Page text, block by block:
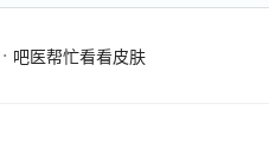
吧医帮忙看看皮肤